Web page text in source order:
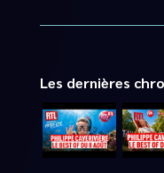
Les dernières